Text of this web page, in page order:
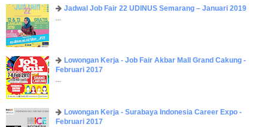
Jadwal Job Fair 22 UDINUS Semarang – Januari 2019
...
Lowongan Kerja - Job Fair ​Akbar ​Mall Grand Cakung -
Februari 2017
...
Lowongan Kerja - Surabaya Indonesia Career Expo -
Februari 2017